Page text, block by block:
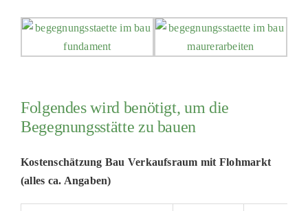
Folgendes wird benötigt, um die
Begegnungsstätte zu bauen
Kostenschätzung Bau Verkaufsraum mit Flohmarkt
(alles ca. Angaben)